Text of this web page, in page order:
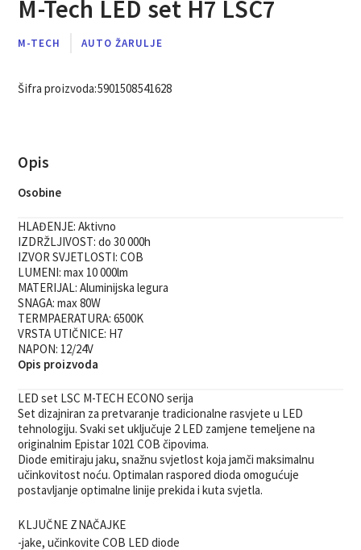
M-Tech LED set H7 LSC7
M-TECH AUTO ŽARULJE
Šifra proizvoda:5901508541628
Opis
Osobine
HLAĐENJE:Aktivno
IZDRŽLJIVOST:do 30 000h
IZVOR SVJETLOSTI:COB
LUMENI:max 10 000lm
MATERIJAL:Aluminijska legura
SNAGA:max 80W
TERMPAERATURA:6500K
VRSTA UTIČNICE: H7
NAPON: 12/24V
Opis proizvoda
LED set LSC M-TECH ECONO serija
Set dizajniran za pretvaranje tradicionalne rasvjete u LED
tehnologiju. Svaki set uključuje 2 LED zamjene temeljene na
originalnim Epistar 1021 COB čipovima.
Diode emitiraju jaku, snažnu svjetlost koja jamči maksimalnu
učinkovitost noću. Optimalan raspored dioda omogućuje
postavljanje optimalne linije prekida i kuta svjetla.
KLJUČNE ZNAČAJKE
-jake, učinkovite COB LED diode